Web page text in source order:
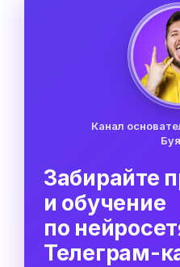
Канал
Забирайте
и обучение
по
Телеграм-